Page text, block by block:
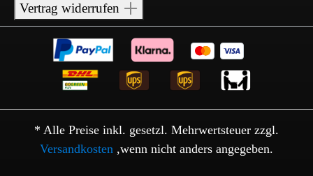
Vertrag widerrufen
* Alle Preise inkl. gesetzl. Mehrwertsteuer zzgl.
Versandkosten ,wenn nicht anders angegeben.